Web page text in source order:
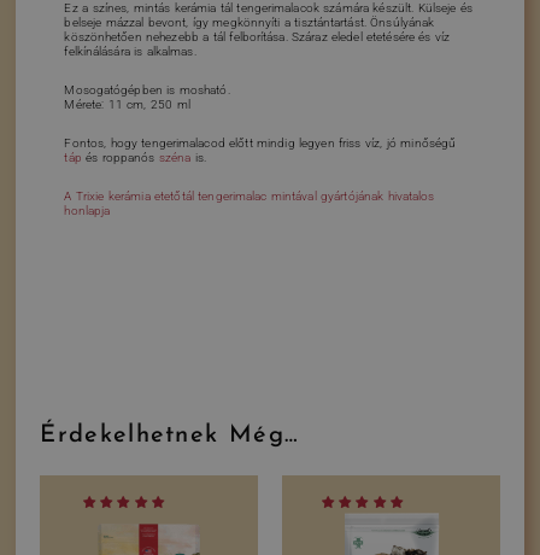
Ez a színes, mintás kerámia tál tengerimalacok számára készült. Külseje és
belseje mázzal bevont, így megkönnyíti a tisztántartást. Önsúlyának
köszönhetően nehezebb a tál felborítása. Száraz eledel etetésére és víz
felkínálására is alkalmas.
Mosogatógépben is mosható.
Mérete: 11 cm, 250 ml
Fontos, hogy tengerimalacod előtt mindig legyen friss víz, jó minőségű
táp és roppanós széna is.
A Trixie kerámia etetőtál tengerimalac mintával gyártójának hivatalos
honlapja
Érdekelhetnek Még…